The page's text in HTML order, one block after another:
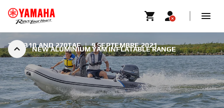
NEW ALUMINIUM YAM INFLATABLE RANGE
350, 310 AND 270TAF | 9 SEPTEMBRE 2021